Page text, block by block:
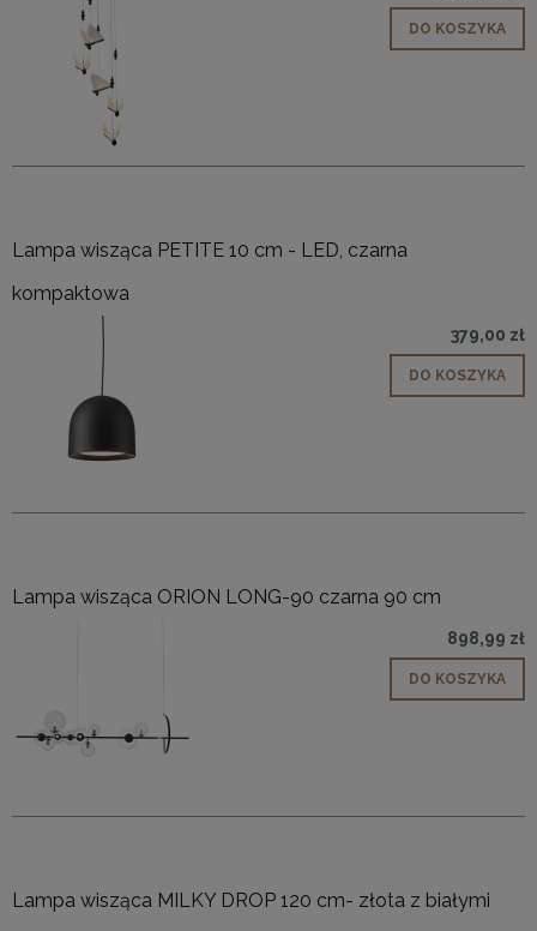
DO KOSZYKA
Lampa wisząca PETITE 10 cm - LED, czarna
kompaktowa
379,00 zł
DO KOSZYKA
Lampa wisząca ORION LONG-90 czarna 90 cm
898,99 zł
DO KOSZYKA
Lampa wisząca MILKY DROP 120 cm- złota z białymi